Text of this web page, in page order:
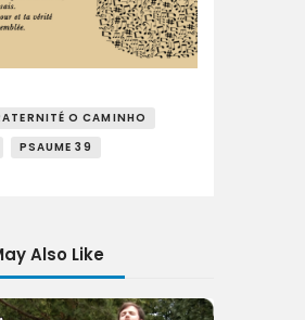
O CAMINHO
PSAUME 39
Also Like